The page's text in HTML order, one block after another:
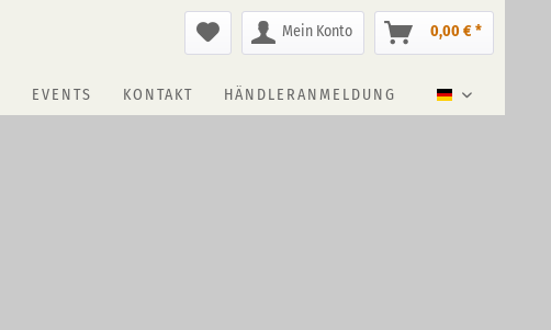
Mein Konto 0,00 € *
Deutsch
EVENTS KONTAKT HÄNDLERANMELDUNG